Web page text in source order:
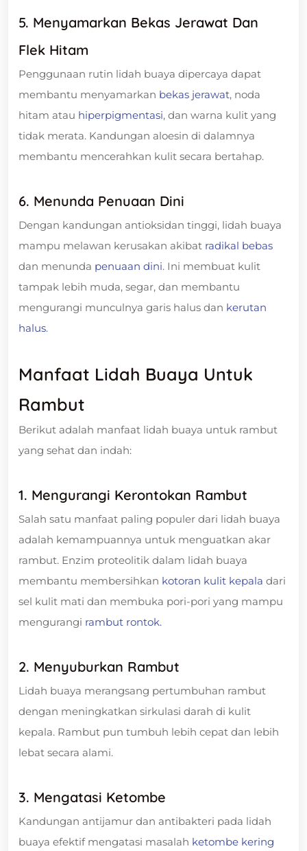
5. Menyamarkan Bekas Jerawat Dan
Flek Hitam
Penggunaan rutin lidah buaya dipercaya dapat
membantu menyamarkan bekas jerawat, noda
hitam atau hiperpigmentasi, dan warna kulit yang
tidak merata. Kandungan aloesin di dalamnya
membantu mencerahkan kulit secara bertahap.
6. Menunda Penuaan Dini
Dengan kandungan antioksidan tinggi, lidah buaya
mampu melawan kerusakan akibat radikal bebas
dan menunda penuaan dini. Ini membuat kulit
tampak lebih muda, segar, dan membantu
mengurangi munculnya garis halus dan kerutan
halus.
Manfaat Lidah Buaya Untuk
Rambut
Berikut adalah manfaat lidah buaya untuk rambut
yang sehat dan indah:
1. Mengurangi Kerontokan Rambut
Salah satu manfaat paling populer dari lidah buaya
adalah kemampuannya untuk menguatkan akar
rambut. Enzim proteolitik dalam lidah buaya
membantu membersihkan kotoran kulit kepala dari
sel kulit mati dan membuka pori-pori yang mampu
mengurangi rambut rontok.
2. Menyuburkan Rambut
Lidah buaya merangsang pertumbuhan rambut
dengan meningkatkan sirkulasi darah di kulit
kepala. Rambut pun tumbuh lebih cepat dan lebih
lebat secara alami.
3. Mengatasi Ketombe
Kandungan antijamur dan antibakteri pada lidah
buaya efektif mengatasi masalah ketombe kering